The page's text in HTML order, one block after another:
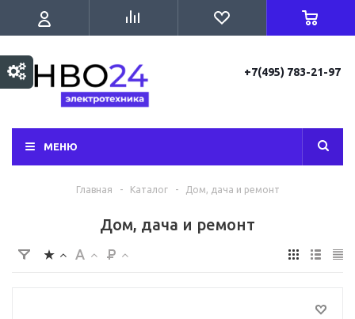
+7(495) 783-21-97
МЕНЮ
Главная - Каталог - Дом, дача и ремонт
Дом, дача и ремонт